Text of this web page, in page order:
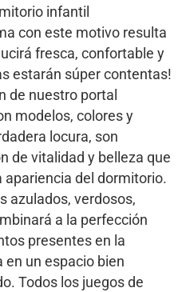
infantil
con este motivo resulta
fresca, confortable y
estarán súper contentas!
de nuestro portal
modelos, colores y
locura, son
de vitalidad y belleza que
del dormitorio.
azulados, verdosos,
a la perfección
presentes en la
en un espacio bien
Todos los juegos de